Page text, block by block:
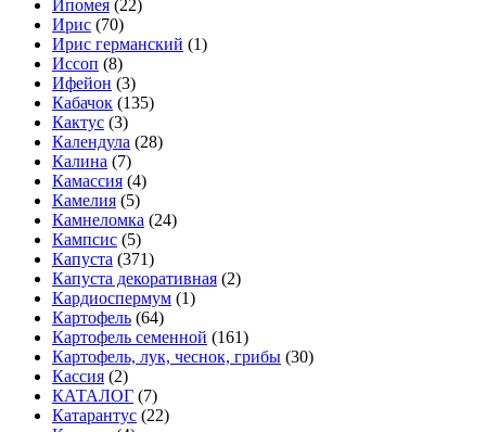
Ипомея (22)
Ирис (70)
Ирис германский (1)
Иссоп (8)
Ифейон (3)
Кабачок (135)
Кактус (3)
Календула (28)
Калина (7)
Камассия (4)
Камелия (5)
Камнеломка (24)
Кампсис (5)
Капуста (371)
Капуста декоративная (2)
Кардиоспермум (1)
Картофель (64)
Картофель семенной (161)
Картофель, лук, чеснок, грибы (30)
Кассия (2)
КАТАЛОГ (7)
Катарантус (22)